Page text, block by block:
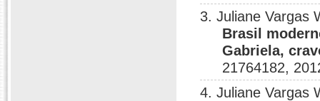
3. Juliane Vargas
Brasil
Gabriela,
21764182,
4. Juliane Vargas